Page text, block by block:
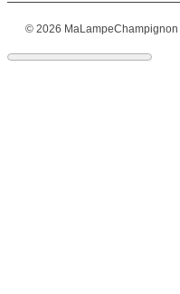
© 2026 MaLampeChampignon